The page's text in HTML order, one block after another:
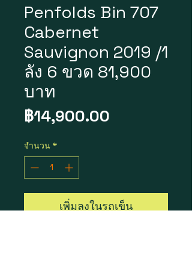
Penfolds Bin 707
Cabernet
Sauvignon 2019 /1
ลัง 6 ขวด 81,900
บาท
฿14,900.00
จำนวน *
เพิ่มลงในรถเข็น